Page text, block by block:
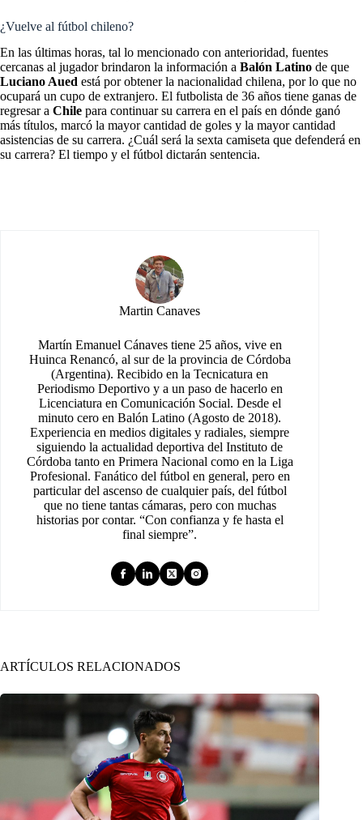
¿Vuelve al fútbol chileno?
En las últimas horas, tal lo mencionado con anterioridad, fuentes
cercanas al jugador brindaron la información a Balón Latino de que
Luciano Aued está por obtener la nacionalidad chilena, por lo que no
ocupará un cupo de extranjero. El futbolista de 36 años tiene ganas de
regresar a Chile para continuar su carrera en el país en dónde ganó
más títulos, marcó la mayor cantidad de goles y la mayor cantidad
asistencias de su carrera. ¿Cuál será la sexta camiseta que defenderá en
su carrera? El tiempo y el fútbol dictarán sentencia.
Martin Canaves
Martín Emanuel Cánaves tiene 25 años, vive en
Huinca Renancó, al sur de la provincia de Córdoba
(Argentina). Recibido en la Tecnicatura en
Periodismo Deportivo y a un paso de hacerlo en
Licenciatura en Comunicación Social. Desde el
minuto cero en Balón Latino (Agosto de 2018).
Experiencia en medios digitales y radiales, siempre
siguiendo la actualidad deportiva del Instituto de
Córdoba tanto en Primera Nacional como en la Liga
Profesional. Fanático del fútbol en general, pero en
particular del ascenso de cualquier país, del fútbol
que no tiene tantas cámaras, pero con muchas
historias por contar. “Con confianza y fe hasta el
final siempre”.
ARTÍCULOS RELACIONADOS